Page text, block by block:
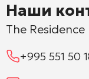
Наши
The Residence
+995 551 50